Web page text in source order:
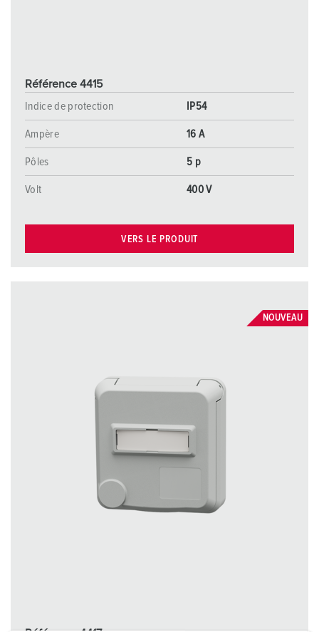
Référence 4415
Indice de protection
IP54
Ampère 16 A
Pôles 5 p
Volt 400 V
VERS LE PRODUIT
NOUVEAU